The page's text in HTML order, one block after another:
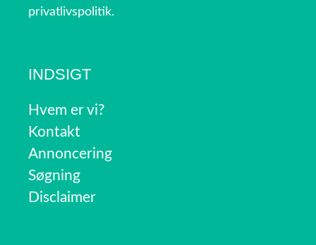
privatlivspolitik.
INDSIGT
Hvem er vi?
Kontakt
Annoncering
Søgning
Disclaimer